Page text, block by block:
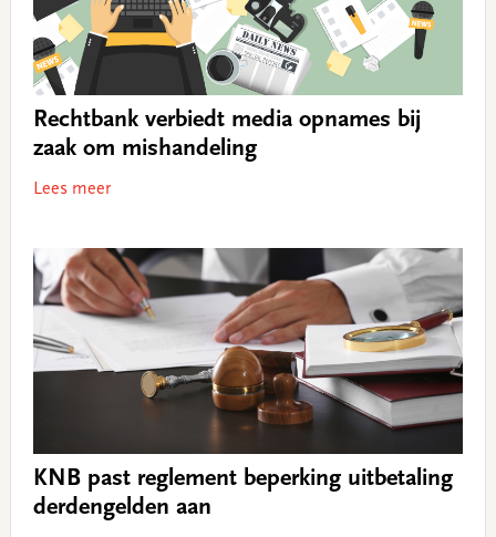
Rechtbank verbiedt media opnames bij
zaak om mishandeling
Lees meer
KNB past reglement beperking uitbetaling
derdengelden aan